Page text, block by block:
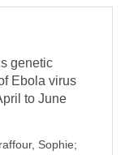
genetic
Ebola virus
to June
Sophie;